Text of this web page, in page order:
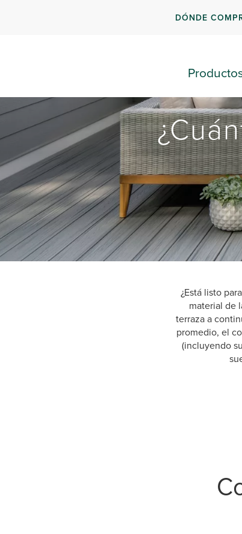
DÓNDE
¿Está listo
material de
terraza a
promedio, el
(incluyendo